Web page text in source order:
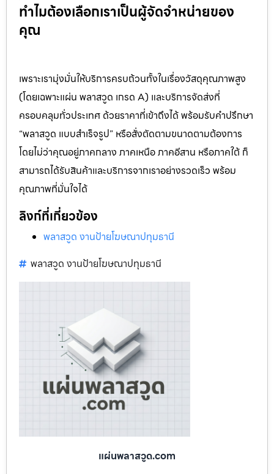
ทำไมต้องเลือกเราเป็นผู้จัดจำหน่ายของ
คุณ
เพราะเรามุ่งมั่นให้บริการครบถ้วนทั้งในเรื่องวัสดุคุณภาพสูง
(โดยเฉพาะแผ่น พลาสวูด เกรด A) และบริการจัดส่งที่
ครอบคลุมทั่วประเทศ ด้วยราคาที่เข้าถึงได้ พร้อมรับคำปรึกษา
“พลาสวูด แบบสำเร็จรูป” หรือสั่งตัดตามขนาดตามต้องการ
โดยไม่ว่าคุณอยู่ภาคกลาง ภาคเหนือ ภาคอีสาน หรือภาคใต้ ก็
สามารถได้รับสินค้าและบริการจากเราอย่างรวดเร็ว พร้อม
คุณภาพที่มั่นใจได้
ลิงก์ที่เกี่ยวข้อง
พลาสวูด งานป้ายโฆษณาปทุมธานี
พลาสวูด งานป้ายโฆษณาปทุมธานี
แผ่นพลาสวูด.com